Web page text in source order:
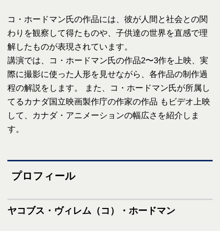
コ・ホードマン氏の作品には、彼が人間と社会との関
わりを観察して得たものや、子供達の世界を直感で理
解したものが表現されています。
講演では、コ・ホードマン氏の作品2〜3作を上映、実
際に撮影に使った人形を見せながら、各作品の制作過
程の解説をします。 また、コ・ホードマン氏が所属し
てるカナダ国立映画製作庁の作家の作品 もビデオ上映
して、カナダ・アニメーションの幅広さを紹介しま
す。
プロフィール
ヤコブス・ヴィレム（コ）・ホードマン